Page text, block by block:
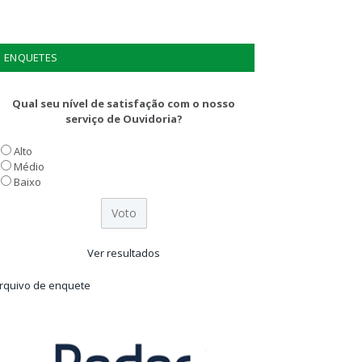
ENQUETES
Qual seu nível de satisfação com o nosso
serviço de Ouvidoria?
Alto
Médio
Baixo
Ver resultados
de enquete